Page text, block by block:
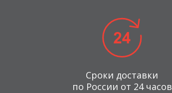
Сроки доставки
по России от 24 часов